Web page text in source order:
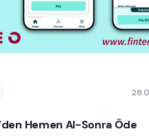
Hemen Al-Sonra Öde